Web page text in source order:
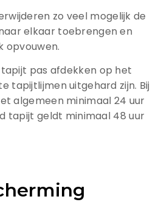
zo veel mogelijk de
elkaar toebrengen en
opvouwen.
pas afdekken op het
tapijtlijmen uitgehard zijn. Bij
algemeen minimaal 24 uur
tapijt geldt minimaal 48 uur